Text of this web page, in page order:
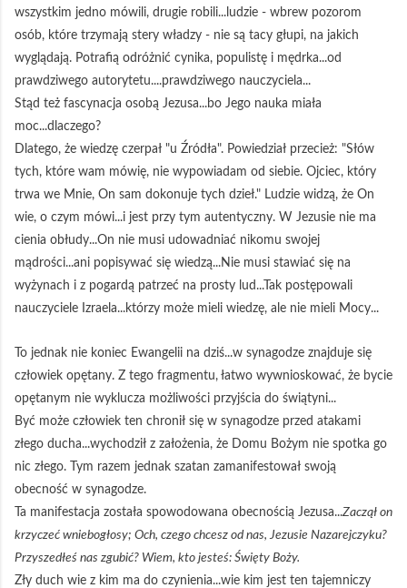
wszystkim jedno mówili, drugie robili...ludzie - wbrew pozorom
osób, które trzymają stery władzy - nie są tacy głupi, na jakich
wyglądają. Potrafią odróżnić cynika, populistę i mędrka...od
prawdziwego autorytetu....prawdziwego nauczyciela...
Stąd też fascynacja osobą Jezusa...bo Jego nauka miała
moc...dlaczego?
Dlatego, że wiedzę czerpał "u Źródła". Powiedział przecież: "Słów
tych, które wam mówię, nie wypowiadam od siebie. Ojciec, który
trwa we Mnie, On sam dokonuje tych dzieł." Ludzie widzą, że On
wie, o czym mówi...i jest przy tym autentyczny. W Jezusie nie ma
cienia obłudy...On nie musi udowadniać nikomu swojej
mądrości...ani popisywać się wiedzą...Nie musi stawiać się na
wyżynach i z pogardą patrzeć na prosty lud...Tak postępowali
nauczyciele Izraela...którzy może mieli wiedzę, ale nie mieli Mocy...
To jednak nie koniec Ewangelii na dziś...w synagodze znajduje się
człowiek opętany. Z tego fragmentu, łatwo wywnioskować, że bycie
opętanym nie wyklucza możliwości przyjścia do świątyni...
Być może człowiek ten chronił się w synagodze przed atakami
złego ducha...wychodził z założenia, że Domu Bożym nie spotka go
nic złego. Tym razem jednak szatan zamanifestował swoją
obecność w synagodze.
Ta manifestacja została spowodowana obecnością Jezusa...Zaczął on
krzyczeć wniebogłosy; Och, czego chcesz od nas, Jezusie Nazarejczyku?
Przyszedłeś nas zgubić? Wiem, kto jesteś: Święty Boży.
Zły duch wie z kim ma do czynienia...wie kim jest ten tajemniczy